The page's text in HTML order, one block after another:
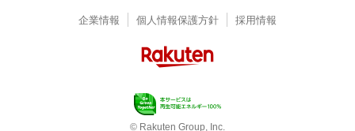
企業情報 個人情報保護方針 採用情報
© Rakuten Group, Inc.